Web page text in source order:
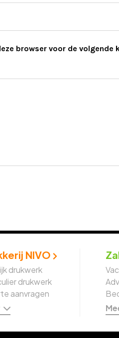
browser voor de volgende
NIVO
drukwerk
drukwerk
aanvragen